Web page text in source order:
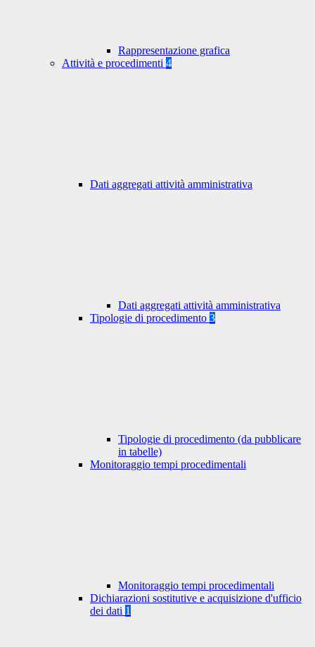
Rappresentazione grafica
Attività e procedimenti 4
Dati aggregati attività amministrativa
Dati aggregati attività amministrativa
Tipologie di procedimento 3
Tipologie di procedimento (da pubblicare
in tabelle)
Monitoraggio tempi procedimentali
Monitoraggio tempi procedimentali
Dichiarazioni sostitutive e acquisizione d'ufficio
dei dati 1